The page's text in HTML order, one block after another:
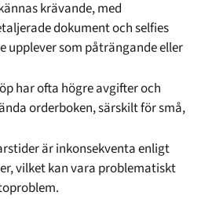
krävande, med
dokument och selfies
upplever som påträngande eller
har ofta högre avgifter och
orderboken, särskilt för små,
är inkonsekventa enligt
vilket kan vara problematiskt